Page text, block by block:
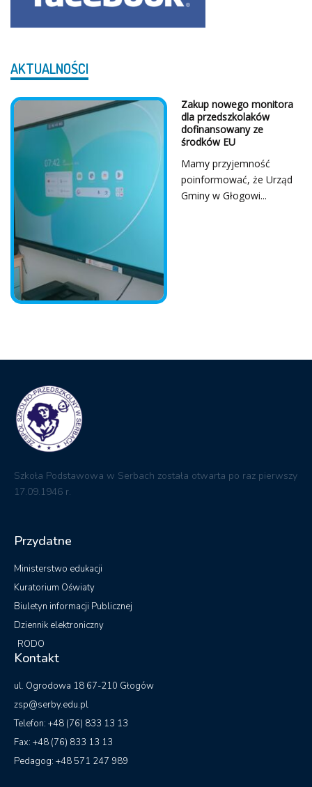
AKTUALNOŚCI
Zakup nowego monitora
dla przedszkolaków
dofinansowany ze
środków EU
Mamy przyjemność
poinformować, że Urząd
Gminy w Głogowi...
Szkoła Podstawowa w Serbach została otwarta po raz pierwszy
17.09.1946 r.
Przydatne
Ministerstwo edukacji
Kuratorium Oświaty
Biuletyn informacji Publicznej
Dziennik elektroniczny
RODO
Kontakt
ul. Ogrodowa 18 67-210 Głogów
zsp@serby.edu.pl
Telefon: +48 (76) 833 13 13
Fax: +48 (76) 833 13 13
Pedagog: +48 571 247 989